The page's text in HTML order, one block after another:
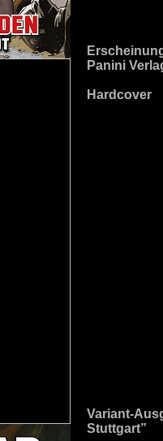
Panini
Hardcover
Variant-
Stuttgart”